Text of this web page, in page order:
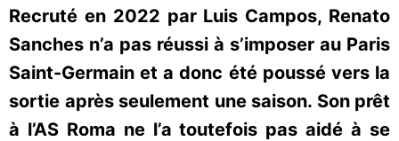
Recruté en 2022 par Luis Campos, Renato
Sanches n’a pas réussi à s’imposer au Paris
Saint-Germain et a donc été poussé vers la
sortie après seulement une saison. Son prêt
à l’AS Roma ne l’a toutefois pas aidé à se